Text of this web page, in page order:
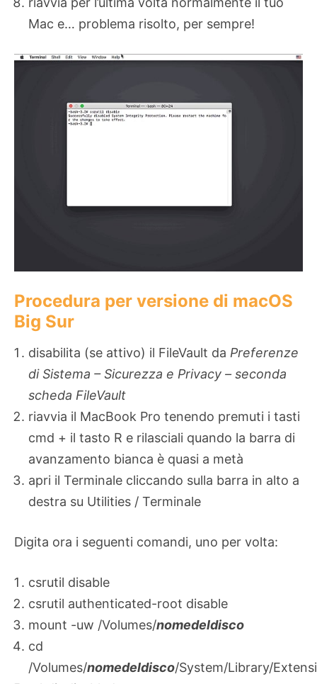
Mac e… problema risolto, per sempre!
Procedura per versione di macOS
Big Sur
disabilita (se attivo) il FileVault da Preferenze
di Sistema – Sicurezza e Privacy – seconda
scheda FileVault
riavvia il MacBook Pro tenendo premuti i tasti
cmd + il tasto R e rilasciali quando la barra di
avanzamento bianca è quasi a metà
apri il Terminale cliccando sulla barra in alto a
destra su Utilities / Terminale
Digita ora i seguenti comandi, uno per volta:
csrutil disable
csrutil authenticated-root disable
mount -uw /Volumes/nomedeldisco
cd
/Volumes/nomedeldisco/System/Library/